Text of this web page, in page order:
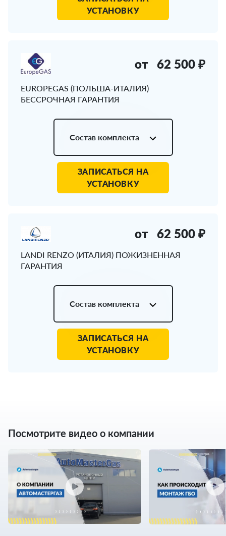
УСТАНОВКУ
EUROPEGAS (ПОЛЬША-ИТАЛИЯ)
БЕССРОЧНАЯ ГАРАНТИЯ
от 62 500 ₽
Состав комплекта
ЗАПИСАТЬСЯ НА
УСТАНОВКУ
LANDI RENZO (ИТАЛИЯ) ПОЖИЗНЕННАЯ
ГАРАНТИЯ
от 62 500 ₽
Состав комплекта
ЗАПИСАТЬСЯ НА
УСТАНОВКУ
Посмотрите видео о компании